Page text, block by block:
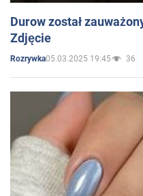
Durow został
Zdjęcie
Rozrywka05.03.2025 19:45 36